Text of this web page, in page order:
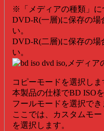
※「メディアの種類」に
DVD-R(一層)に保存の場
い。
DVD-R(二層)に保存の場
い。
コピーモードを選択しま
本製品の仕様でBD ISO
フールモードを選択でき
ここでは、カスタムモ
を選択します。